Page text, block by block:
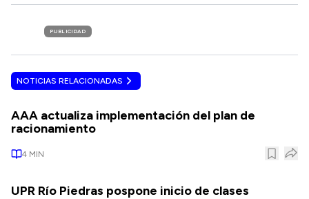
PUBLICIDAD
NOTICIAS RELACIONADAS
AAA actualiza implementación del plan de
racionamiento
4 MIN
UPR Río Piedras pospone inicio de clases